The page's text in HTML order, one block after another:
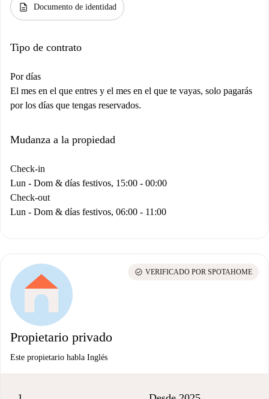
description Documento de identidad
Tipo de contrato
Por días
El mes en el que entres y el mes en el que te vayas, solo pagarás
por los días que tengas reservados.
Mudanza a la propiedad
Check-in
Lun - Dom & días festivos, 15:00 - 00:00
Check-out
Lun - Dom & días festivos, 06:00 - 11:00
Propietario privado
Este propietario habla Inglés
check_circle VERIFICADO POR SPOTAHOME